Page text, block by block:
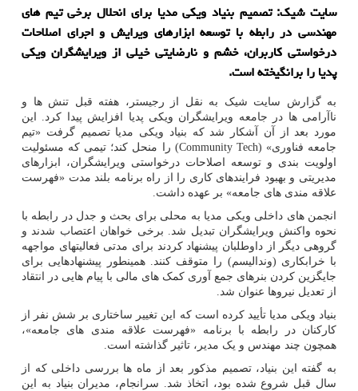
سایت شیک: تصمیم بنیاد ویکی مدیا برای انحلال برخی تیم های
مهندسی در رابطه با توسعه ابزارهای ویرایش و اجرای اصلاحات
درخواستی کاربران، خشم و نارضایتی خیلی از ویرایشگران ویکی
پدیا را برانگیخته است.
به گزارش سایت شیک به نقل از رجیستر، هفته قبل تنش ها و
ناآرامی ها در جامعه ویرایشگران ویکی پدیا افزایش پیدا کرد. این
مورد بعد از آن آشکار شد که بنیاد ویکی مدیا تصمیم گرفت «تیم
جامعه فناوری» (Community Tech) را منحل کند؛ تیمی که مسئولیت
اولویت بندی و توسعه اصلاحات درخواستی ویرایشگران، ابزارهای
مدیریتی و بهبود فرایندهای کاری را از راه برنامه بلند مدت «فهرست
علاقه مندی های جامعه» بر عهده داشت.
انجمن های داخلی ویکی مدیا به محلی برای بحث و جدل در رابطه با
نحوه واکنش ویرایشگران تبدیل شد. برخی خواهان اعتصاب شدند و
گروهی دیگر از داوطلبان پیشنهاد کردند برای مدتی فعالیتهای مواجهه
با خرابکاری (وندالیسم) را متوقف کنند. همینطور پیشنهادهایی برای
جایگزین کردن بنرهای جمع آوری کمک های مالی با پیام هایی در انتقاد
از تعدیل نیروها عنوان شد.
بنیاد ویکی مدیا تأیید کرده است که این تغییر ساختاری بر شش نفر از
کارکنان در رابطه با برنامه «فهرست علاقه مندی های جامعه»،
همچون چند مهندس و یک مدیر، تاثیر گذاشته است.
به گفته این بنیاد، تصمیم مذکور بعد از ماه ها بررسی داخلی که از
سال قبل شروع شده بود، اتخاذ شد. سرانجام، مدیران بنیاد به این